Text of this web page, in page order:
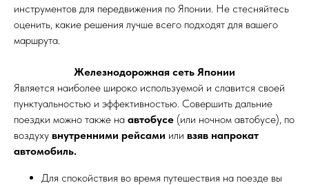
инструментов для передвижения по Японии. Не стесняйтесь
оценить, какие решения лучше всего подходят для вашего
маршрута.
Железнодорожная сеть Японии
Является наиболее широко используемой и славится своей
пунктуальностью и эффективностью. Совершить дальние
поездки можно также на автобусе (или ночном автобусе), по
воздуху внутренними рейсами или взяв напрокат
автомобиль.
Для спокойствия во время путешествия на поезде вы